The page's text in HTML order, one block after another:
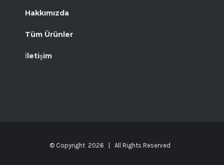
Hakkımızda
Tüm Ürünler
İletişim
© Copyright 2026 | All Rights Reserved